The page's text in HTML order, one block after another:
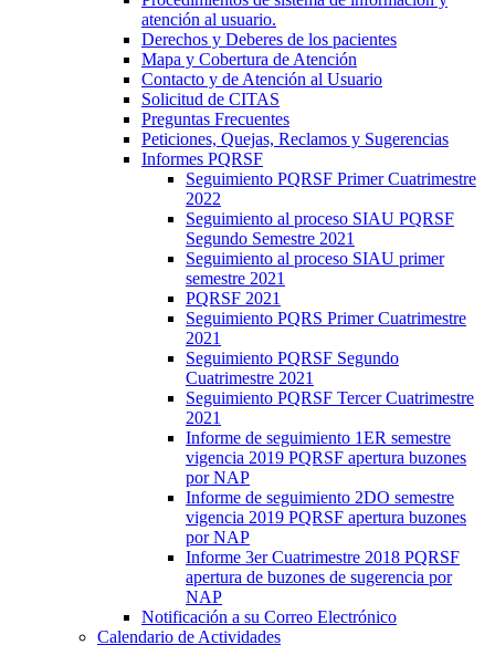
atención al usuario.
Derechos y Deberes de los pacientes
Mapa y Cobertura de Atención
Contacto y de Atención al Usuario
Solicitud de CITAS
Preguntas Frecuentes
Peticiones, Quejas, Reclamos y Sugerencias
Informes PQRSF
Seguimiento PQRSF Primer Cuatrimestre
2022
Seguimiento al proceso SIAU PQRSF
Segundo Semestre 2021
Seguimiento al proceso SIAU primer
semestre 2021
PQRSF 2021
Seguimiento PQRS Primer Cuatrimestre
2021
Seguimiento PQRSF Segundo
Cuatrimestre 2021
Seguimiento PQRSF Tercer Cuatrimestre
2021
Informe de seguimiento 1ER semestre
vigencia 2019 PQRSF apertura buzones
por NAP
Informe de seguimiento 2DO semestre
vigencia 2019 PQRSF apertura buzones
por NAP
Informe 3er Cuatrimestre 2018 PQRSF
apertura de buzones de sugerencia por
NAP
Notificación a su Correo Electrónico
Calendario de Actividades